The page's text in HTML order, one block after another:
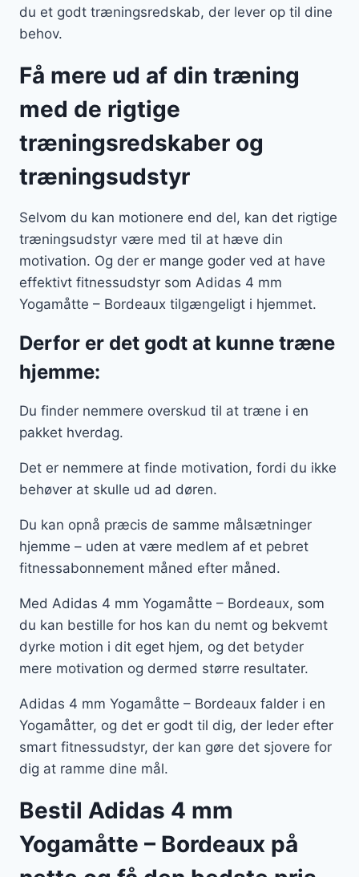
du et godt træningsredskab, der lever op til dine
behov.
Få mere ud af din træning
med de rigtige
træningsredskaber og
træningsudstyr
Selvom du kan motionere end del, kan det rigtige
træningsudstyr være med til at hæve din
motivation. Og der er mange goder ved at have
effektivt fitnessudstyr som Adidas 4 mm
Yogamåtte – Bordeaux tilgængeligt i hjemmet.
Derfor er det godt at kunne træne
hjemme:
Du finder nemmere overskud til at træne i en
pakket hverdag.
Det er nemmere at finde motivation, fordi du ikke
behøver at skulle ud ad døren.
Du kan opnå præcis de samme målsætninger
hjemme – uden at være medlem af et pebret
fitnessabonnement måned efter måned.
Med Adidas 4 mm Yogamåtte – Bordeaux, som
du kan bestille for hos kan du nemt og bekvemt
dyrke motion i dit eget hjem, og det betyder
mere motivation og dermed større resultater.
Adidas 4 mm Yogamåtte – Bordeaux falder i en
Yogamåtter, og det er godt til dig, der leder efter
smart fitnessudstyr, der kan gøre det sjovere for
dig at ramme dine mål.
Bestil Adidas 4 mm
Yogamåtte – Bordeaux på